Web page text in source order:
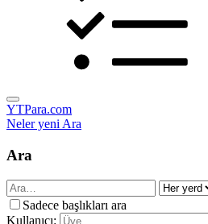
YTPara.com
Neler yeniAra
Ara
Sadece başlıkları ara
Kullanıcı: